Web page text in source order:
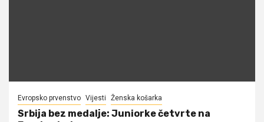
Evropsko prvenstvo Vijesti Ženska košarka
Srbija bez medalje: Juniorke četvrte na